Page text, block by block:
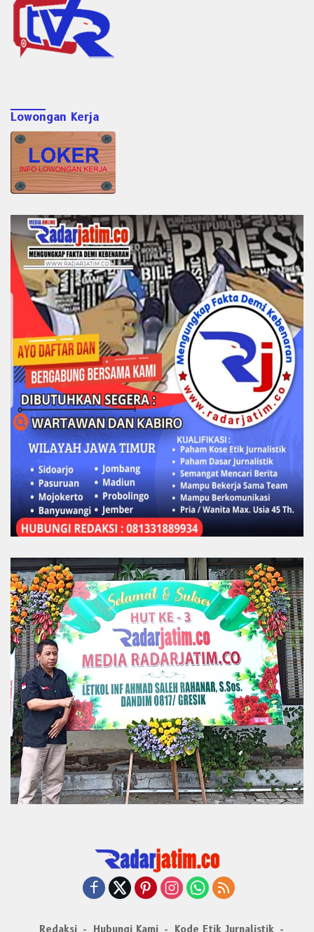
Lowongan Kerja
Redaksi Hubungi Kami Kode Etik Jurnalistik